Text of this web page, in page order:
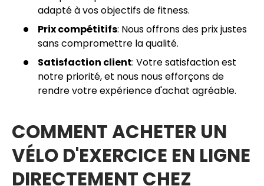
adapté à vos objectifs de fitness.
Prix compétitifs: Nous offrons des prix justes
sans compromettre la qualité.
Satisfaction client: Votre satisfaction est
notre priorité, et nous nous efforçons de
rendre votre expérience d'achat agréable.
COMMENT ACHETER UN
VÉLO D'EXERCICE EN LIGNE
DIRECTEMENT CHEZ